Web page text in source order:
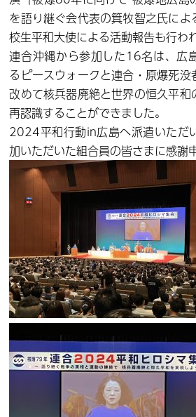
を語り継ぐ会代表の箕牧智之氏に
校生平和大使による活動報告も行わ
連合沖縄から参加した16名は、広
るピースウォークと連合・原爆死没
改めて核兵器廃絶と世界の恒久平
再認識することができました。
2024平和行動in広島へ派遣いただ
加いただいた組合員の皆さまに感謝